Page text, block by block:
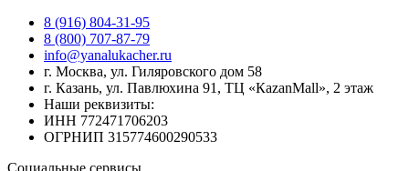
8 (916) 804-31-95
8 (800) 707-87-79
info@yanalukacher.ru
г. Москва, ул. Гиляровского дом 58
г. Казань, ул. Павлюхина 91, ТЦ «КazanMall», 2 этаж
Наши реквизиты:
ИНН 772471706203
ОГРНИП 315774600290533
Социальные сервисы